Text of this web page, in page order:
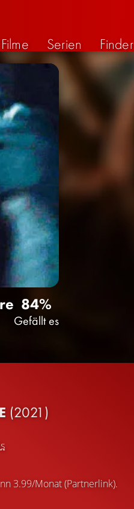
Filme Serien Finder
84%
Gefällt es
(2021)
3.99/Monat (Partnerlink).